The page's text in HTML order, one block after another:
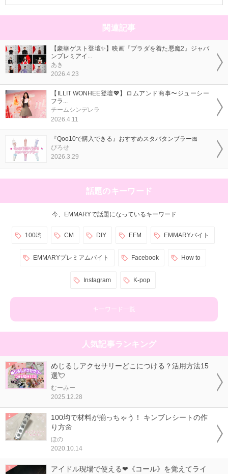
関連記事
【豪華ゲスト登壇✨】映画『プラダを着た悪魔2』ジャパ
ンプレミアイ...
あき
2026.4.23
【ILLIT WONHEE登壇💖】ロムアンド商事〜ジューシー
フラ...
チームシンデレラ
2026.4.11
『Qoo10で購入できる』おすすめスタバタンブラー🎀
ぴろせ
2026.3.29
話題のキーワード
今、EMMARYで話題になっているキーワード
100均 CM DIY EFM EMMARYバイト
EMMARYプレミアムバイト Facebook How to
Instagram K-pop
キーワード一覧
人気記事ランキング
めじるしアクセサリーどこにつける？活用方法15
選💘
むーみー
2025.12.28
100均で材料が揃っちゃう！ キンブレシートの作
り方🌼
ほの
2020.10.14
アイドル現場で使える❤《コール》を覚えてライ